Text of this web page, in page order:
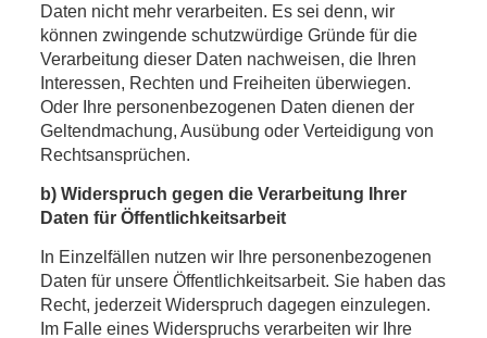
Daten nicht mehr verarbeiten. Es sei denn, wir
können zwingende schutzwürdige Gründe für die
Verarbeitung dieser Daten nachweisen, die Ihren
Interessen, Rechten und Freiheiten überwiegen.
Oder Ihre personenbezogenen Daten dienen der
Geltendmachung, Ausübung oder Verteidigung von
Rechtsansprüchen.
b) Widerspruch gegen die Verarbeitung Ihrer
Daten für Öffentlichkeitsarbeit
In Einzelfällen nutzen wir Ihre personenbezogenen
Daten für unsere Öffentlichkeitsarbeit. Sie haben das
Recht, jederzeit Widerspruch dagegen einzulegen.
Im Falle eines Widerspruchs verarbeiten wir Ihre